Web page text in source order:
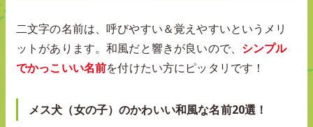
二文字の名前は、呼びやすい＆覚えやすいというメリ
ットがあります。和風だと響きが良いので、 シンプル
でかっこいい名前を付けたい方にピッタリです！
メス犬（女の子）のかわいい和風な名前20選！